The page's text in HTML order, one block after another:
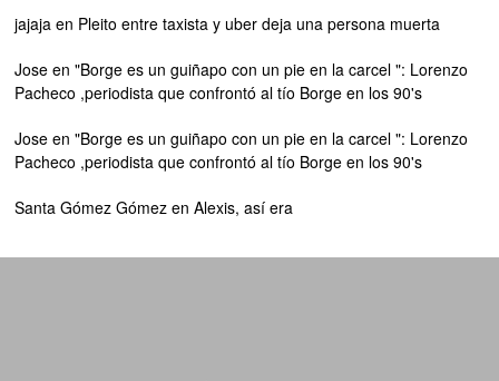
jajaja en Pleito entre taxista y uber deja una persona muerta
Jose en"Borge es un guiñapo con un pie en la carcel ": Lorenzo
Pacheco ,periodista que confrontó al tío Borge en los 90's
Jose en"Borge es un guiñapo con un pie en la carcel ": Lorenzo
Pacheco ,periodista que confrontó al tío Borge en los 90's
Santa Gómez Gómez enAlexis, así era